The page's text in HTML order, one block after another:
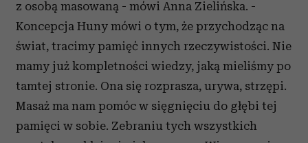
z osobą masowaną - mówi Anna Zielińska. -
Koncepcja Huny mówi o tym, że przychodząc na
świat, tracimy pamięć innych rzeczywistości. Nie
mamy już kompletności wiedzy, jaką mieliśmy po
tamtej stronie. Ona się rozprasza, urywa, strzępi.
Masaż ma nam pomóc w sięgnięciu do głębi tej
pamięci w sobie. Zebraniu tych wszystkich